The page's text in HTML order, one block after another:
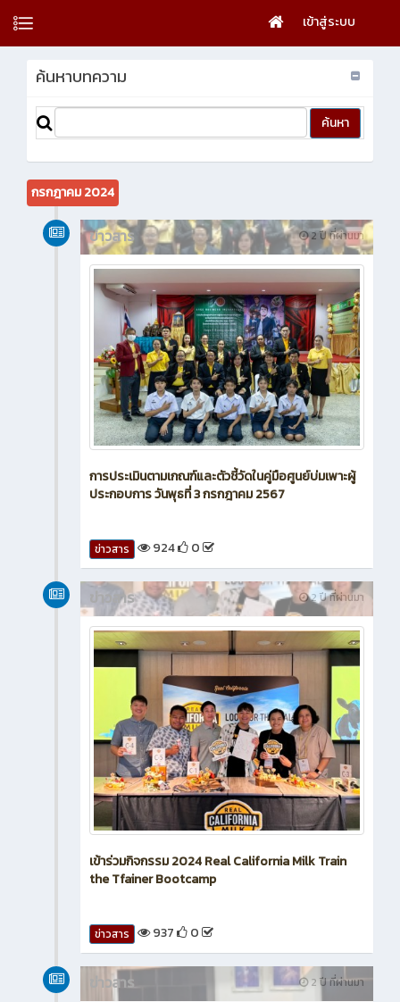
เข้าสู่ระบบ
ค้นหาบทความ
กรกฎาคม 2024
2 ปี ที่ผ่านมา
ข่าวสาร
การประเมินตามเกณฑ์และตัวชี้วัดในคู่มือศูนย์บ่มเพาะผู้
ประกอบการ วันพุธที่ 3 กรกฎาคม 2567
ข่าวสาร 924 0
2 ปี ที่ผ่านมา
ข่าวสาร
เข้าร่วมกิจกรรม 2024 Real California Milk Train
the Tfainer Bootcamp
ข่าวสาร 937 0
2 ปี ที่ผ่านมา
ข่าวสาร